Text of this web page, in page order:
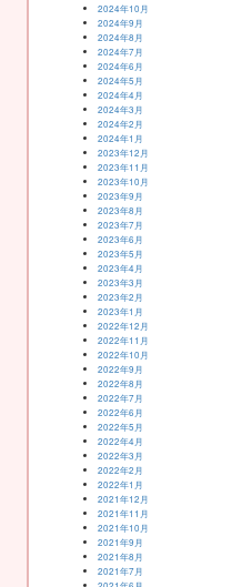
2024年10月
2024年9月
2024年8月
2024年7月
2024年6月
2024年5月
2024年4月
2024年3月
2024年2月
2024年1月
2023年12月
2023年11月
2023年10月
2023年9月
2023年8月
2023年7月
2023年6月
2023年5月
2023年4月
2023年3月
2023年2月
2023年1月
2022年12月
2022年11月
2022年10月
2022年9月
2022年8月
2022年7月
2022年6月
2022年5月
2022年4月
2022年3月
2022年2月
2022年1月
2021年12月
2021年11月
2021年10月
2021年9月
2021年8月
2021年7月